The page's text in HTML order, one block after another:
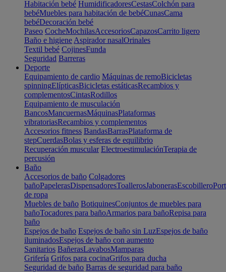
Habitación bebé HumidificadoresCestasColchón para
bebéMuebles para habitación de bebéCunasCama
bebéDecoración bebé
Paseo CocheMochilasAccesoriosCapazosCarrito ligero
Baño e higiene Aspirador nasalOrinales
Textil bebé CojinesFunda
Seguridad Barreras
Deporte
Equipamiento de cardio Máquinas de remoBicicletas
spinningElípticasBicicletas estáticasRecambios y
complementosCintasRodillos
Equipamiento de musculación
BancosMancuernasMáquinasPlataformas
vibratoriasRecambios y complementos
Accesorios fitness BandasBarrasPlataforma de
stepCuerdasBolas y esferas de equilibrio
Recuperación muscular ElectroestimulaciónTerapia de
percusión
Baño
Accesorios de baño Colgadores
bañoPapelerasDispensadoresToallerosJabonerasEscobillero
de ropa
Muebles de baño BotiquinesConjuntos de muebles para
bañoTocadores para bañoArmarios para bañoRepisa para
baño
Espejos de baño Espejos de baño sin LuzEspejos de baño
iluminadosEspejos de baño con aumento
Sanitarios BañerasLavabosMamparas
Grifería Grifos para cocinaGrifos para ducha
Seguridad de baño Barras de seguridad para baño